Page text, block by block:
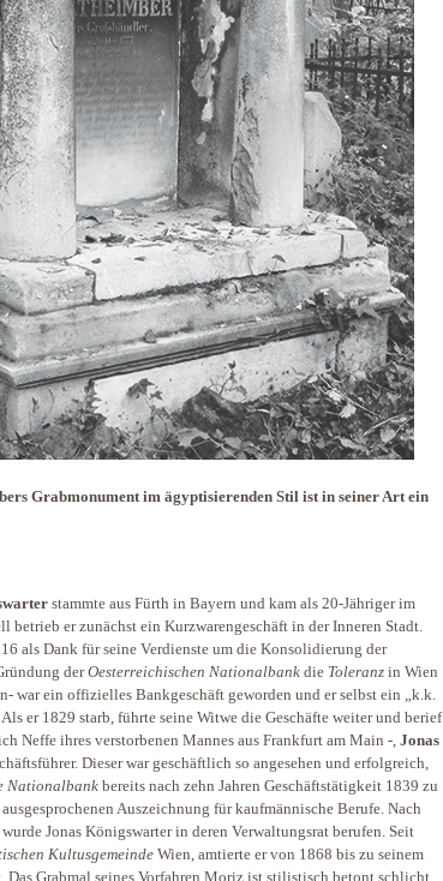
Grabmonument im ägyptisierenden Stil ist in seiner Art ein
stammte aus Fürth in Bayern und kam als 20-Jähriger im
betrieb er zunächst ein Kurzwarengeschäft in der Inneren Stadt.
als Dank für seine Verdienste um die Konsolidierung der
derOesterreichischen Nationalbank die ­ Toleranz in Wien
war ein offizielles Bankgeschäft geworden und er selbst ein „k.k.
er 1829 starb, führte seine Witwe die Geschäfte weiter und berief
Neffe ihres verstorbenen Mannes aus Frankfurt am Main -, Jonas
Dieser war geschäftlich so angesehen und erfolgreich,
Nationalbank bereits nach zehn Jahren Geschäftstätigkeit 1839 zu
Auszeichnung für kaufmännische Berufe. Nach
wurde Jonas Königswarter in deren Verwaltungsrat berufen. Seit
Kultusgemeinde Wien, amtierte er von 1868 bis zu seinem
Das Grabmal seines Vorfahren Moriz ist stilistisch betont schlicht